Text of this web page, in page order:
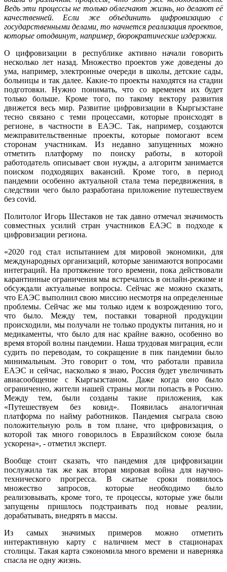
Ведь эти процессы не только облегчают жизнь, но делают её
качественней. Если же объединить цифровизацию с
государственными делами, то начнется реализация проектов,
которые отодвинут, например, бюрократические издержки.
О цифровизации в республике активно начали говорить
несколько лет назад. Множество проектов уже доведены до
ума, например, электронные очереди в школы, детские сады,
больницы и так далее. Какие-то проекты находятся на стадии
подготовки. Нужно понимать, что со временем их будет
только больше. Кроме того, по такому вектору развития
движется весь мир. Развитие цифровизации в Кыргызстане
тесно связано с теми процессами, которые происходят в
регионе, в частности в ЕАЭС. Так, например, создаются
межправительственные проекты, которые помогают всем
сторонам участникам. Из недавно запущенных можно
отметить платформу по поиску работы, в которой
работодатель описывает свои нужды, а алгоритм занимается
поиском подходящих вакансий. Кроме того, в период
пандемии особенно актуальной стала тема передвижения, в
следствии чего было разработана приложение путешествуем
без covid.
Политолог Игорь Шестаков не так давно отмечал значимость
совместных усилий стран участников ЕАЭС в подходе к
цифровизации региона.
«2020 год стал испытанием для мировой экономики, для
международных организаций, которые занимаются вопросами
интеграций. На протяжение того времени, пока действовали
карантинные ограничения мы встречались в онлайн-режиме и
обсуждали актуальные вопросы. Сейчас же можно сказать,
что ЕАЭС выполнил свою миссию несмотря на определенные
проблемы. Сейчас же мы только идем к возрождению того,
что было. Между тем, поставки товарной продукции
происходили, мы получали не только продукты питания, но и
медикаменты, что было для нас крайне важно, особенно во
время второй волны пандемии. Наша трудовая миграция, если
судить по переводам, то сокращение в пик пандемии было
минимальным. Это говорит о том, что работали правила
ЕАЭС и сейчас, насколько я знаю, Россия будет увеличивать
авиасообщение с Кыргызстаном. Даже когда оно было
ограниченно, жители нашей страны могли попасть в Россию.
Между тем, были созданы такие приложения, как
«Путешествуем без ковид». Появилась аналогичная
платформа по найму работников. Пандемия сыграла свою
положительную роль в том плане, что цифровизация, о
которой так много говорилось в Евразийском союзе была
ускорена», - отметил эксперт.
Вообще стоит сказать, что пандемия для цифровизации
послужила так же как вторая мировая война для научно-
технического прогресса. В сжатые сроки появилось
множество запросов, которые необходимо было
реализовывать, кроме того, те процессы, которые уже были
запущены пришлось подстраивать под новые реалии,
дорабатывать, внедрять в массы.
Из самых значимых примеров можно отметить
интерактивную карту с наличием мест в стационарах
столицы. Такая карта сэкономила много времени и наверняка
спасла не одну жизнь.